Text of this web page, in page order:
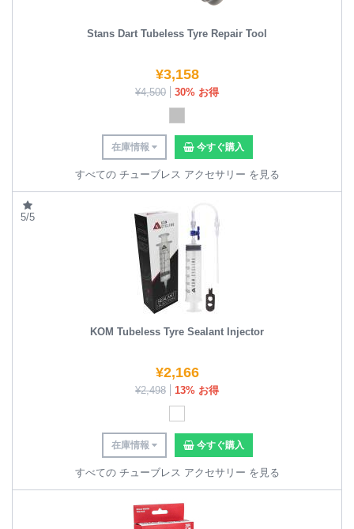
Stans Dart Tubeless Tyre Repair Tool
¥3,158
¥4,500 30% お得
在庫情報 今すぐ購入
すべての チューブレス アクセサリー を見る
5/5
KOM Tubeless Tyre Sealant Injector
¥2,166
¥2,498 13% お得
在庫情報 今すぐ購入
すべての チューブレス アクセサリー を見る